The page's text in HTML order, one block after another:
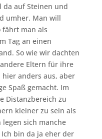
da auf Steinen und
umher. Man will
man als
Tag an einen
So wie wir dachten
Eltern für ihre
anders aus, aber
Spaß gemacht. Im
Distanzbereich zu
kleiner zu sein als
sich manche
bin da ja eher der